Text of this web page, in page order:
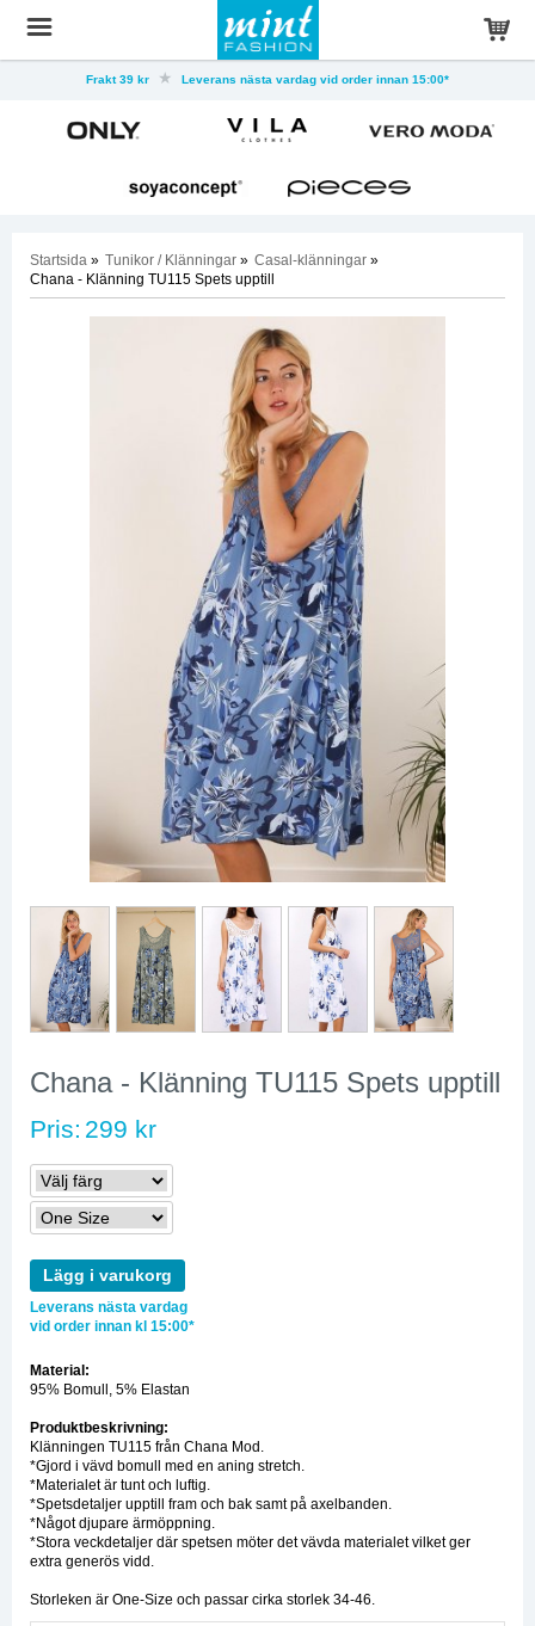
Frakt 39 kr Leverans nästa vardag vid order innan 15:00*
Startsida » Tunikor / Klänningar » Casal-klänningar »
Chana - Klänning TU115 Spets upptill
Chana - Klänning TU115 Spets upptill
Pris: 299 kr
Lägg i varukorg
Leverans nästa vardag
vid order innan kl 15:00*
Material:
95% Bomull, 5% Elastan
Produktbeskrivning:
Klänningen TU115 från Chana Mod.
*Gjord i vävd bomull med en aning stretch.
*Materialet är tunt och luftig.
*Spetsdetaljer upptill fram och bak samt på axelbanden.
*Något djupare ärmöppning.
*Stora veckdetaljer där spetsen möter det vävda materialet vilket ger
extra generös vidd.
Storleken är One-Size och passar cirka storlek 34-46.